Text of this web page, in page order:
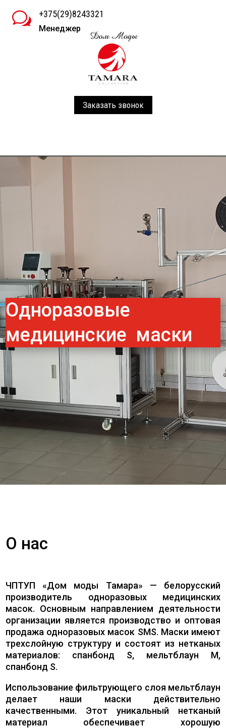
w +375(29)8243321
Менеджер
Заказать звонок
Одноразовые
медицинские маски
О нас
ЧПТУП «Дом моды Тамара» — белорусский
производитель одноразовых медицинских
масок. Основным направлением деятельности
организации является производство и оптовая
продажа одноразовых масок SMS. Маски имеют
трехслойную структуру и состоят из нетканых
материалов: спанбонд S, мельтблаун M,
спанбонд S.
Использование фильтрующего слоя мельтблаун
делает наши маски действительно
качественными. Этот уникальный нетканый
материал обеспечивает хорошую